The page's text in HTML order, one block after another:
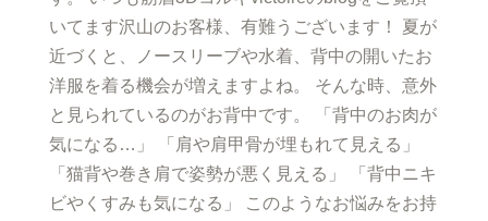
いてます沢山のお客様、有難うございます！ 夏が
近づくと、ノースリーブや水着、背中の開いたお
洋服を着る機会が増えますよね。 そんな時、意外
と見られているのがお背中です。 「背中のお肉が
気になる…」 「肩や肩甲骨が埋もれて見える」
「猫背や巻き肩で姿勢が悪く見える」 「背中ニキ
ビやくすみも気になる」 このようなお悩みをお持